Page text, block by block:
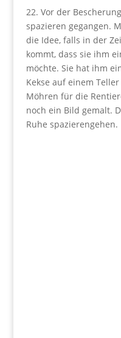
22. Vor der
spazieren gegangen.
die Idee, falls in der
kommt, dass sie ihm
möchte. Sie hat ihm
Kekse auf einem
Möhren für die
noch ein Bild gemalt.
Ruhe spazierengehen.